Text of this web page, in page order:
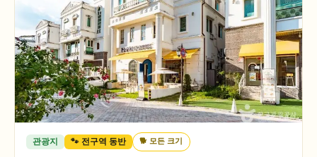
관광지 🐾 전구역 동반 🐕모든 크기